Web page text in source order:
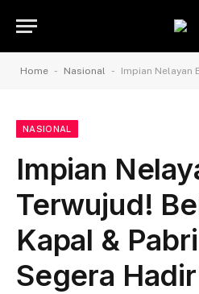
Home - Nasional - Impian Nelayan Bantul
NASIONAL
Impian
Terwujud!
Kapal &
Segera Hadir